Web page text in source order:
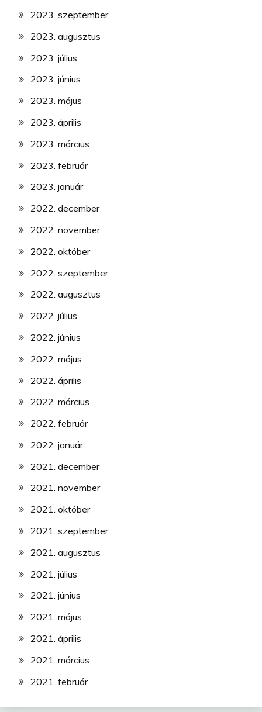
2023. szeptember
2023. augusztus
2023. július
2023. június
2023. május
2023. április
2023. március
2023. február
2023. január
2022. december
2022. november
2022. október
2022. szeptember
2022. augusztus
2022. július
2022. június
2022. május
2022. április
2022. március
2022. február
2022. január
2021. december
2021. november
2021. október
2021. szeptember
2021. augusztus
2021. július
2021. június
2021. május
2021. április
2021. március
2021. február